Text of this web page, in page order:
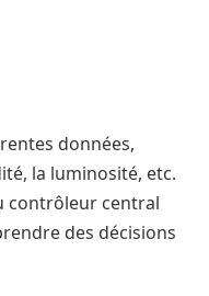
données,
la luminosité, etc.
contrôleur central
des décisions